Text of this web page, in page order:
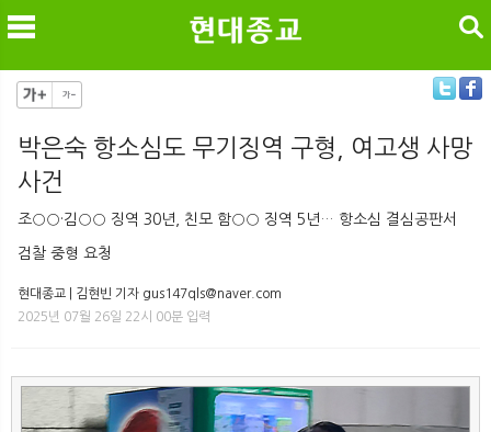
메
검색
박은숙 항소심도 무기징역 구형, 여고생 사망
사건
조○○·김○○ 징역 30년, 친모 함○○ 징역 5년… 항소심 결심공판서
검찰 중형 요청
현대종교 | 김현빈 기자 gus147qls@naver.com
2025년 07월 26일 22시 00분 입력